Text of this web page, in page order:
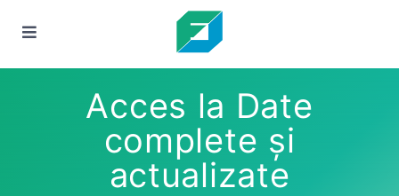
Acces la Date
complete și
actualizate